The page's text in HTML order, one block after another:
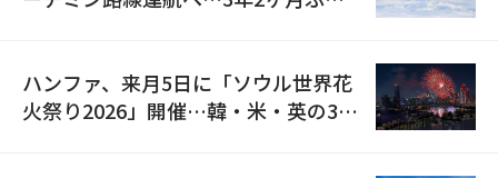
ハンファ、来月5日に「ソウル世界花
火祭り2026」開催…韓・米・英の3カ